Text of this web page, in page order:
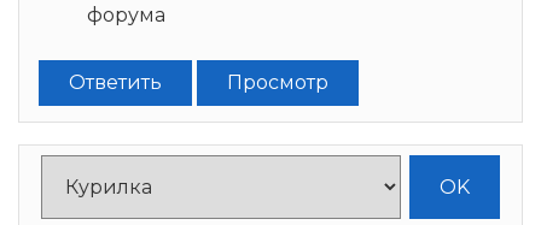
форума
Ответить Просмотр